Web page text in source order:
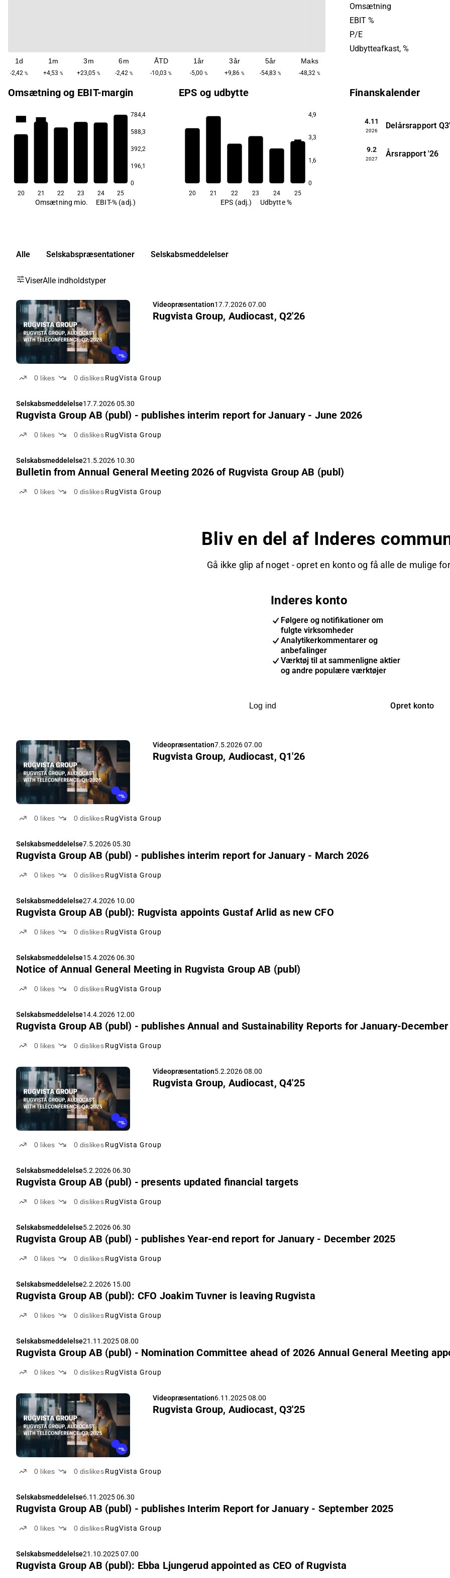
1d
-2,42 %
1m
+4,53 %
3m
+23,05 %
6m
-2,42 %
ÅTD
-10,03 %
1år
-5,00 %
3år
+9,86 %
5år
-54,83 %
Maks
-48,32 %
founded in 2005 and has
headquarters in Limhamn.
Omsætning
EBIT %
P/E
Udbytteafkast, %
Omsætning og EBIT-margin
784,4
588,3
392,2
196,1
0
18,5 18,1
20 21 22 23 24 25
Omsætning mio. EBIT-% (adj.)
EPS og udbytte
4,9
3,3
1,6
0
20 21 22 23 24 25
EPS (adj.) Udbytte %
Finanskalender
4.11
2026
Delårsrapport
9.2
2027
Årsrapport '26
Alle Selskabspræsentationer Selskabsmeddelelser
ViserAlle indholdstyper
Videopræsentation17.7.2026 07.00
Rugvista Group, Audiocast, Q2'26
0 likes 0 dislikes RugVista Group
Selskabsmeddelelse17.7.2026 05.30
Rugvista Group AB (publ) - publishes interim report for January - June 2026
0 likes 0 dislikes RugVista Group
Selskabsmeddelelse21.5.2026 10.30
Bulletin from Annual General Meeting 2026 of Rugvista Group AB (publ)
0 likes 0 dislikes RugVista Group
Bliv en del af Inderes
Gå ikke glip af noget - opret en konto og få alle de mulige
Inderes konto
Følgere og notifikationer om
fulgte virksomheder
Analytikerkommentarer og
anbefalinger
Værktøj til at sammenligne aktier
og andre populære værktøjer
Log ind Opret konto
Videopræsentation7.5.2026 07.00
Rugvista Group, Audiocast, Q1'26
0 likes 0 dislikes RugVista Group
Selskabsmeddelelse7.5.2026 05.30
Rugvista Group AB (publ) - publishes interim report for January - March 2026
0 likes 0 dislikes RugVista Group
Selskabsmeddelelse27.4.2026 10.00
Rugvista Group AB (publ): Rugvista appoints Gustaf Arlid as new CFO
0 likes 0 dislikes RugVista Group
Selskabsmeddelelse15.4.2026 06.30
Notice of Annual General Meeting in Rugvista Group AB (publ)
0 likes 0 dislikes RugVista Group
Selskabsmeddelelse14.4.2026 12.00
Rugvista Group AB (publ) - publishes Annual and Sustainability Reports for January-
0 likes 0 dislikes RugVista Group
Videopræsentation5.2.2026 08.00
Rugvista Group, Audiocast, Q4'25
0 likes 0 dislikes RugVista Group
Selskabsmeddelelse5.2.2026 06.30
Rugvista Group AB (publ) - presents updated financial targets
0 likes 0 dislikes RugVista Group
Selskabsmeddelelse5.2.2026 06.30
Rugvista Group AB (publ) - publishes Year-end report for January - December 2025
0 likes 0 dislikes RugVista Group
Selskabsmeddelelse2.2.2026 15.00
Rugvista Group AB (publ): CFO Joakim Tuvner is leaving Rugvista
0 likes 0 dislikes RugVista Group
Selskabsmeddelelse21.11.2025 08.00
Rugvista Group AB (publ) - Nomination Committee ahead of 2026 Annual General Meeting
0 likes 0 dislikes RugVista Group
Videopræsentation6.11.2025 08.00
Rugvista Group, Audiocast, Q3'25
0 likes 0 dislikes RugVista Group
Selskabsmeddelelse6.11.2025 06.30
Rugvista Group AB (publ) - publishes Interim Report for January - September 2025
0 likes 0 dislikes RugVista Group
Selskabsmeddelelse21.10.2025 07.00
Rugvista Group AB (publ): Ebba Ljungerud appointed as CEO of Rugvista